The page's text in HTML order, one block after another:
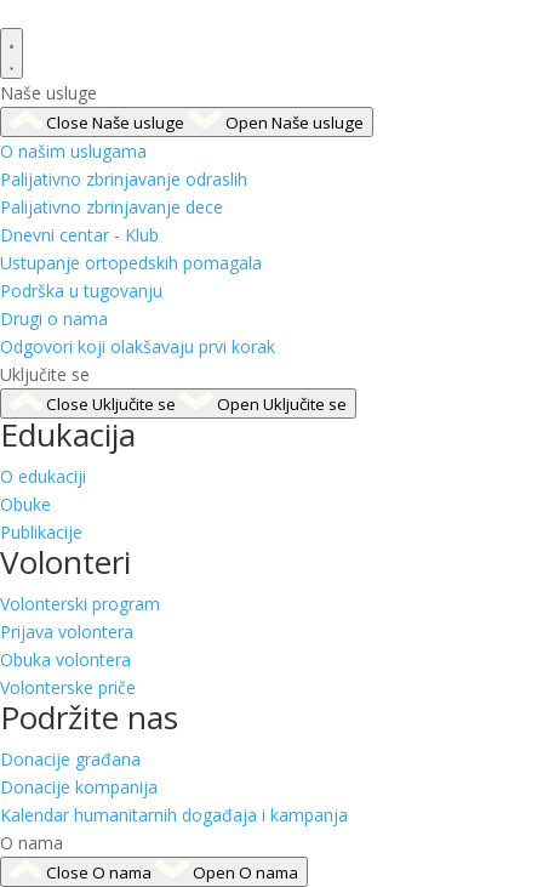
Naše usluge
Close Naše usluge Open Naše usluge
O našim uslugama
Palijativno zbrinjavanje odraslih
Palijativno zbrinjavanje dece
Dnevni centar - Klub
Ustupanje ortopedskih pomagala
Podrška u tugovanju
Drugi o nama
Odgovori koji olakšavaju prvi korak
Uključite se
Close Uključite se Open Uključite se
Edukacija
O edukaciji
Obuke
Publikacije
Volonteri
Volonterski program
Prijava volontera
Obuka volontera
Volonterske priče
Podržite nas
Donacije građana
Donacije kompanija
Kalendar humanitarnih događaja i kampanja
O nama
Close O nama Open O nama